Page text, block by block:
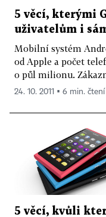
5 věcí, kterými
uživatelům i
Mobilní systém
od Apple a počet
o půl milionu.
24. 10. 2011 ▪ 6 min. čtení
5 věcí, kvůli